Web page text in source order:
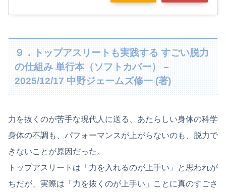
９．トップアスリートも実践する すごい脱力
の仕組み 単行本（ソフトカバー） –
2025/12/17 中野ジェームズ修一 (著)
力を抜くのが苦手な現代人に送る、あたらしい身体の科学
身体の不調も、パフォーマンスが上がらないのも、脱力で
きないことが原因だった。
トップアスリートは「力を入れるのが上手い」と思われが
ちだが、実際は「力を抜くのが上手い」ことに真のすごさ